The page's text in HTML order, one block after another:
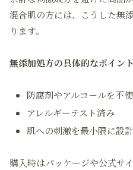
混合肌の方には、こうした無
ります。
無添加処方の具体的なポイント
防腐剤やアルコールを不
アレルギーテスト済み
肌への刺激を最小限に設計
購入時はパッケージや公式サ